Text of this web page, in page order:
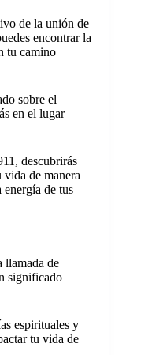
de la unión de
encontrar la
tu camino
sobre el
en el lugar
descubrirás
vida de manera
de tus
llamada de
significado
espirituales y
tu vida de